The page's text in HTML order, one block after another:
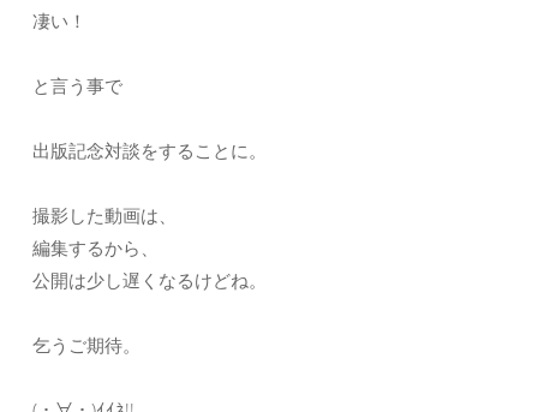
凄い！
と言う事で
出版記念対談をすることに。
撮影した動画は、
編集するから、
公開は少し遅くなるけどね。
乞うご期待。